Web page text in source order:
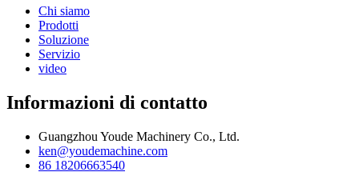
Chi siamo
Prodotti
Soluzione
Servizio
video
Informazioni di contatto
Guangzhou Youde Machinery Co., Ltd.
ken@youdemachine.com
86 18206663540